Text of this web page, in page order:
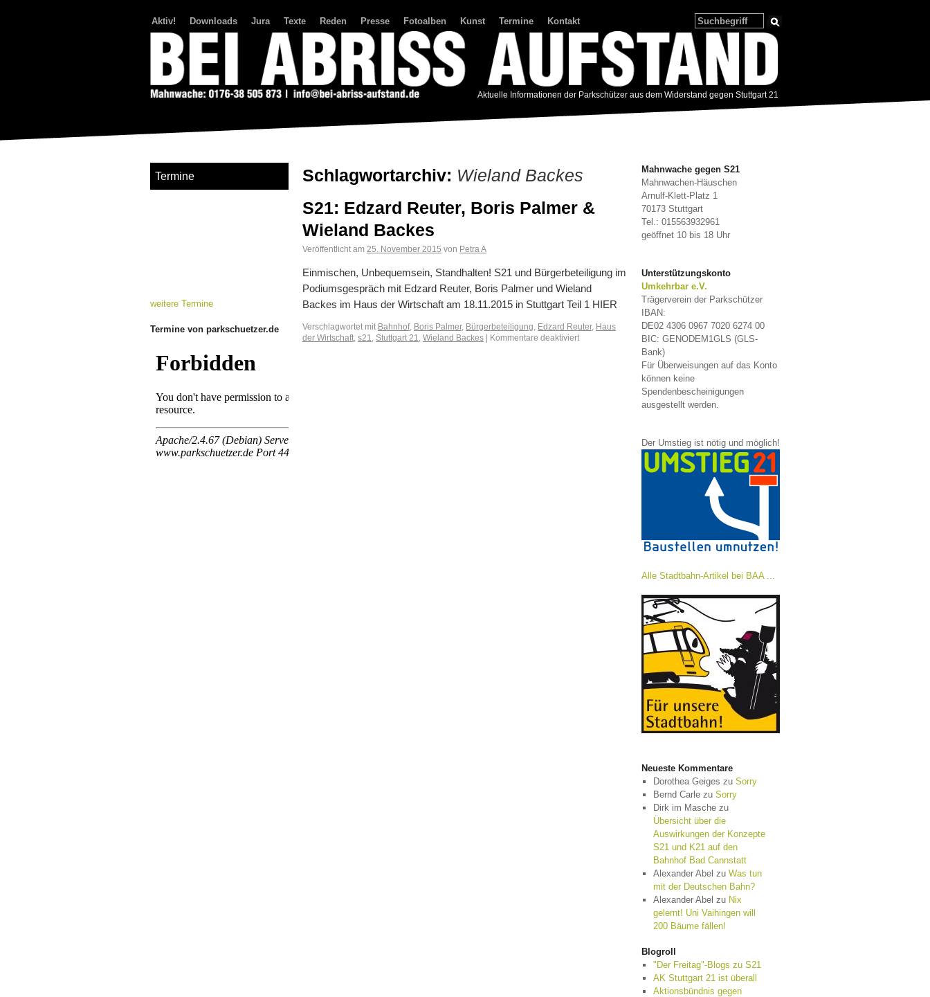
Aktiv! Downloads Jura Texte Reden Presse Fotoalben Kunst Termine Kontakt
Aktuelle Informationen der Parkschützer aus dem Widerstand gegen Stuttgart 21
Schlagwortarchiv: Wieland Backes
S21: Edzard Reuter, Boris Palmer &
Wieland Backes
Veröffentlicht am 25. November 2015 von Petra A
Einmischen, Unbequemsein, Standhalten! S21 und Bürgerbeteiligung im
Podiumsgespräch mit Edzard Reuter, Boris Palmer und Wieland
Backes im Haus der Wirtschaft am 18.11.2015 in Stuttgart Teil 1 HIER
Verschlagwortet mit Bahnhof, Boris Palmer, Bürgerbeteiligung Edzard Reuter, Haus
der Wirtschaft s21 Stuttgart 21 Wieland Backes | Kommentare deaktiviert
Termine
weitere Termine
Termine von parkschuetzer.de
Mahnwache gegen S21
Mahnwachen-Häuschen
Arnulf-Klett-Platz 1
70173 Stuttgart
Tel.: 015563932961
geöffnet 10 bis 18 Uhr
Unterstützungskonto
Umkehrbar e.V.
Trägerverein der Parkschützer
IBAN:
DE02 4306 0967 7020 6274 00
BIC: GENODEM1GLS (GLS-
Bank)
Für Überweisungen auf das Konto
können keine
Spendenbescheinigungen
ausgestellt werden.
Der Umstieg ist nötig und möglich!
Alle Stadtbahn-Artikel bei BAA ...
Neueste Kommentare
Dorothea Geiges zu Sorry
Bernd Carlezu Sorry
Dirk im Maschezu
Übersicht über die
Auswirkungen der Konzepte
S21 und K21 auf den
Bahnhof Bad Cannstatt
Alexander Abel zu Was tun
mit der Deutschen Bahn?
Alexander Abel zu Nix
gelernt! Uni Vaihingen will
200 Bäume fällen!
Blogroll
"Der Freitag"-Blogs zu S21
AK Stuttgart 21 ist überall
Aktionsbündnis gegen